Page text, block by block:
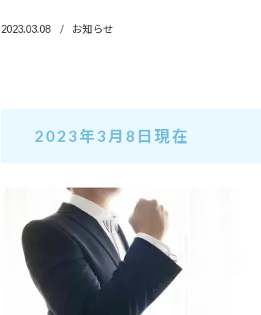
2023.03.08 お知らせ
2023年3月8日現在